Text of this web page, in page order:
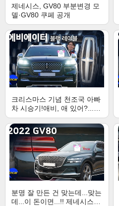
제네시스, GV80 부분변경 모
델·GV80 쿠페 공개
크리스마스 기념 천조국 아빠
차 시승기!애비, 애 있어?...가
아니라 에비에이터!
분명 잘 만든 건 맞는데...맞는
데...이 돈이면...!! 제네시스